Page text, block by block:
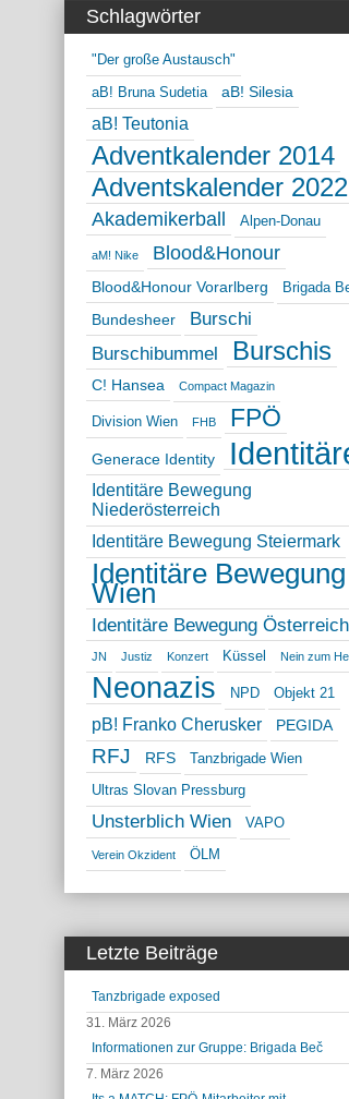
Schlagwörter
"Der große Austausch"
aB! Bruna Sudetia
aB! Silesia
aB! Teutonia
Adventkalender 2014
Adventskalender 2022
Akademikerball Alpen-Donau
aM! Nike Blood&Honour
Blood&Honour Vorarlberg Brigada
Bundesheer Burschi
Burschibummel Burschis
C! Hansea Compact Magazin
Division Wien FHB FPÖ
Generace Identity
Identitäre Bewegung
Niederösterreich
Identitäre Bewegung Steiermark
Identitäre Bewegung
Wien
Identitäre Bewegung Österreich
JN Justiz Konzert Küssel Nein zum
Neonazis NPD Objekt 21
pB! Franko Cherusker PEGIDA
RFJ RFS
Tanzbrigade Wien
Ultras Slovan Pressburg
Unsterblich Wien VAPO
Verein Okzident ÖLM
Letzte Beiträge
Tanzbrigade exposed
31. März 2026
Informationen zur Gruppe: Brigada Beč
7. März 2026